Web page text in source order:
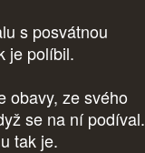
s posvátnou
je políbil.
obavy, ze svého
se na ní podíval.
tak je.